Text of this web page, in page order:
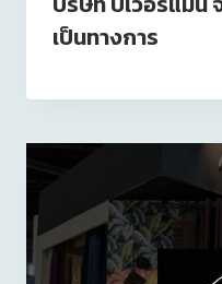
เป็นทางการ